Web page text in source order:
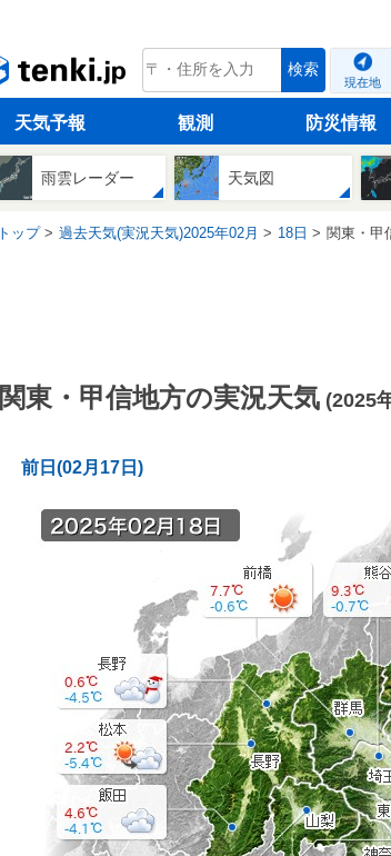
tenki.jp 検索
現在地
天気予報 観測 防災情報
雨雲レーダー 天気図
トップ 過去天気(実況天気)2025年02月 18日 関東・甲
関東・甲信地方の実況天気 (2025
前日(02月17日)